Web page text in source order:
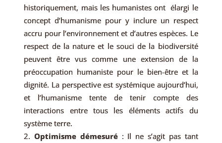
historiquement, mais les humanistes ont élargi le
concept d’humanisme pour y inclure un respect
accru pour l’environnement et d’autres espèces. Le
respect de la nature et le souci de la biodiversité
peuvent être vus comme une extension de la
préoccupation humaniste pour le bien-être et la
dignité. La perspective est systémique aujourd’hui,
et l’humanisme tente de tenir compte des
interactions entre tous les éléments actifs du
système terre.
Optimisme démesuré: Il ne s’agit pas tant